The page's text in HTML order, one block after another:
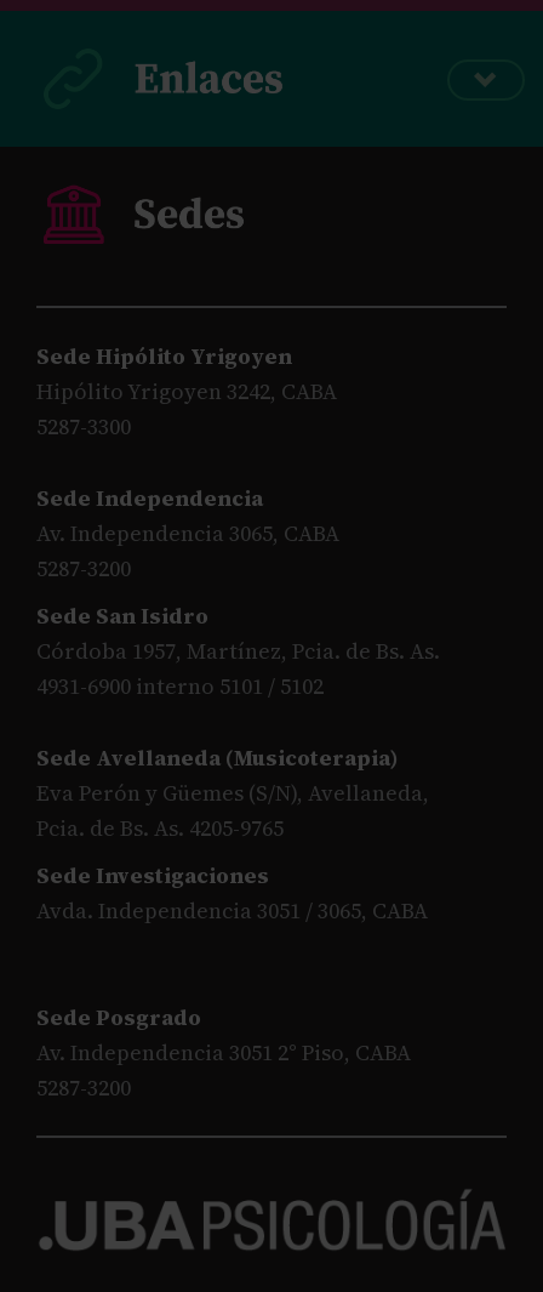
Sede Hipólito Yrigoyen
Hipólito Yrigoyen 3242, CABA
5287-3300
Sede Independencia
Av. Independencia 3065, CABA
5287-3200
Sede San Isidro
Córdoba 1957, Martínez, Pcia. de Bs. As.
4931-6900 interno 5101 / 5102
Sede Avellaneda (Musicoterapia)
Eva Perón y Güemes (S/N), Avellaneda,
Pcia. de Bs. As. 4205-9765
Sede Investigaciones
Avda. Independencia 3051 / 3065, CABA
Sede Posgrado
Av. Independencia 3051 2° Piso, CABA
5287-3200